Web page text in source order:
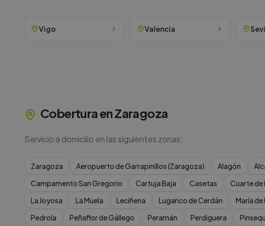
Vigo Valencia
Cobertura enZaragoza
Servicio a domicilio en las siguientes zonas:
Zaragoza Aeropuerto de Garrapinillos (Zaragoza) Alagón
Campamento San Gregorio
Cartuja Baja Casetas Cuarte de
La Joyosa
La Muela Leciñena Lugarico de Cerdán María de
Pedrola
Peñaflor de Gállego Peramán Perdiguera